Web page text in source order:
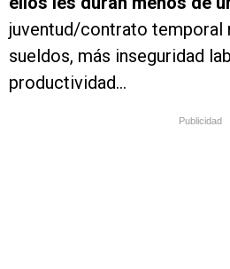
juventud/contrato temporal
sueldos, más inseguridad
productividad…
Publicidad